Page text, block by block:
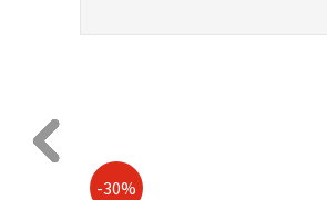
-30%